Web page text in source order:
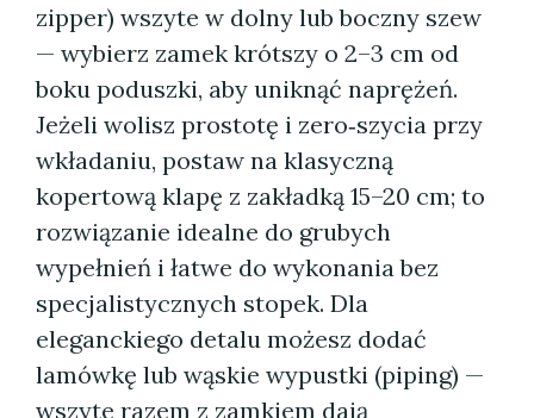
zipper) wszyte w dolny lub boczny szew
— wybierz zamek krótszy o 2–3 cm od
boku poduszki, aby uniknąć naprężeń.
Jeżeli wolisz prostotę i zero‑szycia przy
wkładaniu, postaw na klasyczną
kopertową klapę z zakładką 15–20 cm; to
rozwiązanie idealne do grubych
wypełnień i łatwe do wykonania bez
specjalistycznych stopek. Dla
eleganckiego detalu możesz dodać
lamówkę lub wąskie wypustki (piping) —
wszyte razem z zamkiem dają